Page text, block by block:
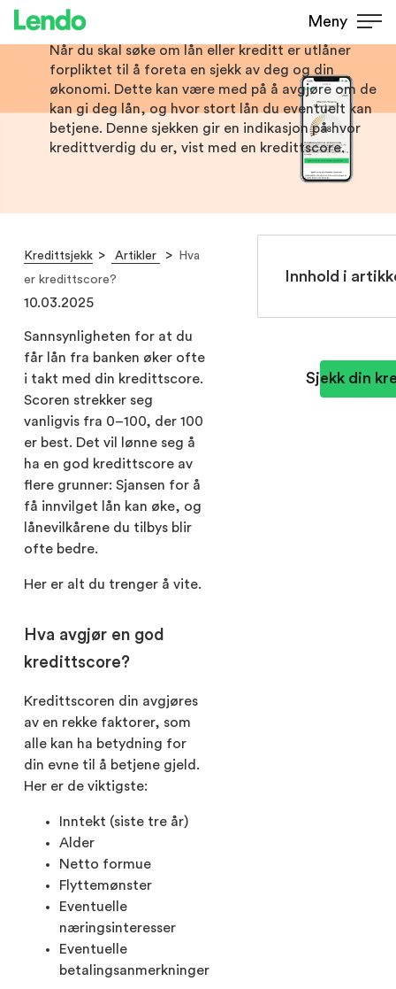
Meny
Hva er kredittscore?
Når du skal søke om lån eller kreditt er utlåner
forpliktet til å foreta en sjekk av deg og din
økonomi. Dette kan være med på å avgjøre om de
kan gi deg lån, og hvor stort lån du eventuelt kan
betjene. Denne sjekken gir en indikasjon på hvor
kredittverdig du er, vist med en kredittscore.
Kredittsjekk Artikler
Hva
er kredittscore?
10.03.2025
Sannsynligheten for at du
får lån fra banken øker ofte
i takt med din kredittscore.
Scoren strekker seg
vanligvis fra 0–100, der 100
er best. Det vil lønne seg å
ha en god kredittscore av
flere grunner: Sjansen for å
få innvilget lån kan øke, og
lånevilkårene du tilbys blir
ofte bedre.
Her er alt du trenger å vite.
Hva avgjør en god
kredittscore?
Kredittscoren din avgjøres
av en rekke faktorer, som
alle kan ha betydning for
din evne til å betjene gjeld.
Her er de viktigste:
Inntekt (siste tre år)
Alder
Netto formue
Flyttemønster
Eventuelle
næringsinteresser
Eventuelle
betalingsanmerkninger
Innhold i
Sjekk din